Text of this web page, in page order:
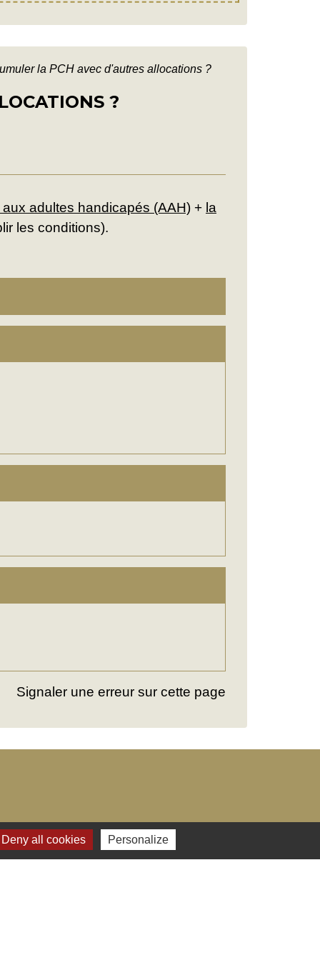
la PCH avec d'autres allocations ?
?
adultes handicapés (AAH) + la
les conditions).
Signaler une erreur sur cette page
all cookies Personalize